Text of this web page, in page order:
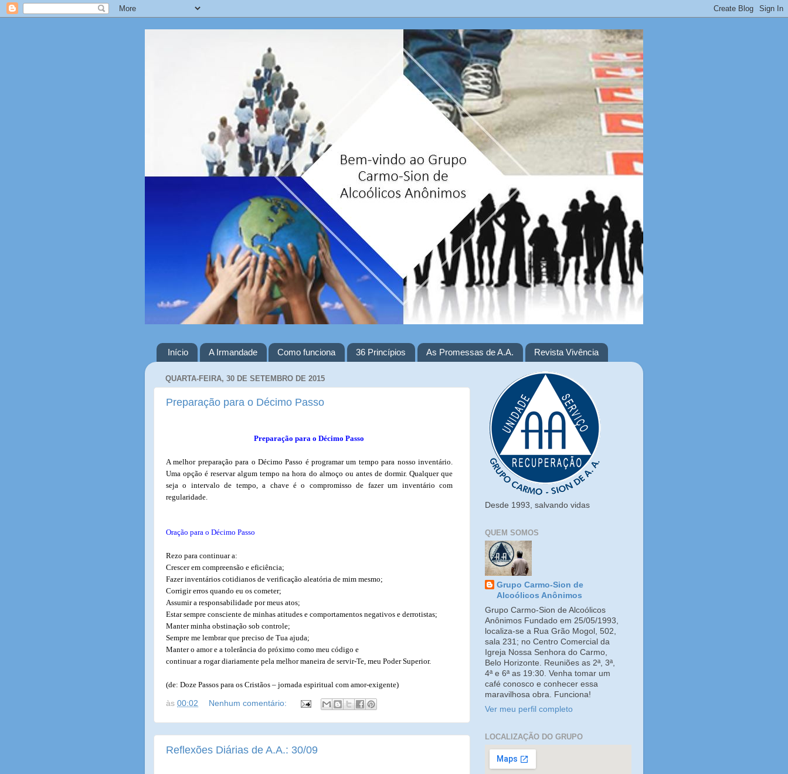
Início A Irmandade Como funciona 36 Princípios As Promessas de A.A. Revista Vivência
QUARTA-FEIRA, 30 DE SETEMBRO DE 2015
Preparação para o Décimo Passo
Preparação para o Décimo Passo
A melhor preparação para o Décimo Passo é programar um tempo para nosso inventário.
Uma opção é reservar algum tempo na hora do almoço ou antes de dormir. Qualquer que
seja o intervalo de tempo, a chave é o compromisso de fazer um inventário com
regularidade.
Oração para o Décimo Passo
Rezo para continuar a:
Crescer em compreensão e eficiência;
Fazer inventários cotidianos de verificação aleatória de mim mesmo;
Corrigir erros quando eu os cometer;
Assumir a responsabilidade por meus atos;
Estar sempre consciente de minhas atitudes e comportamentos negativos e derrotistas;
Manter minha obstinação sob controle;
Sempre me lembrar que preciso de Tua ajuda;
Manter o amor e a tolerância do próximo como meu código e
continuar a rogar diariamente pela melhor maneira de servir-Te, meu Poder Superior.
(de: Doze Passos para os Cristãos – jornada espiritual com amor-exigente)
às 00:02 Nenhum comentário:
Reflexões Diárias de A.A.: 30/09
Desde 1993, salvando vidas
QUEM SOMOS
Grupo Carmo-Sion de
Alcoólicos Anônimos
Grupo Carmo-Sion de Alcoólicos
Anônimos Fundado em 25/05/1993,
localiza-se a Rua Grão Mogol, 502,
sala 231; no Centro Comercial da
Igreja Nossa Senhora do Carmo,
Belo Horizonte. Reuniões as 2ª, 3ª,
4ª e 6ª as 19:30. Venha tomar um
café conosco e conhecer essa
maravilhosa obra. Funciona!
Ver meu perfil completo
LOCALIZAÇÃO DO GRUPO